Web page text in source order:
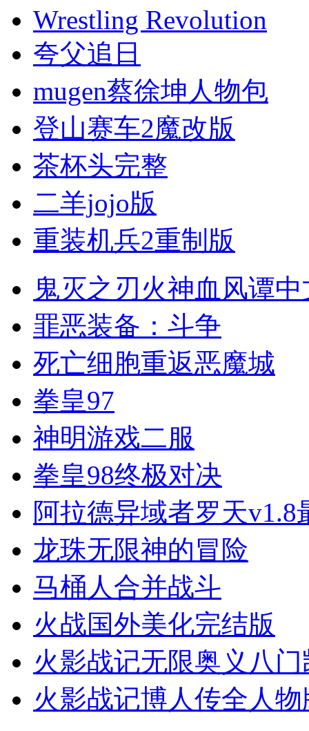
Wrestling Revolution
夸父追日
mugen蔡徐坤人物包
登山赛车2魔改版
茶杯头完整
二羊jojo版
重装机兵2重制版
鬼灭之刃火神血风谭中
罪恶装备：斗争
死亡细胞重返恶魔城
拳皇97
神明游戏二服
拳皇98终极对决
阿拉德异域者罗天v1.8
龙珠无限神的冒险
马桶人合并战斗
火战国外美化完结版
火影战记无限奥义八门
火影战记博人传全人物